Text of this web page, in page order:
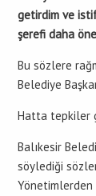
getirdim ve
şerefi daha
Bu sözlere
Belediye
Hatta tepkiler
Balıkesir
söylediği
Yönetimlerden